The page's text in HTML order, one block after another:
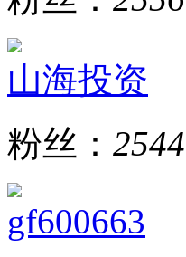
山海投资
粉丝： 2544
gf600663